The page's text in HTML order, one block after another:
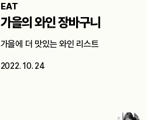
EAT
가을의 와인 장바구니
가을에 더 맛있는 와인 리스트
2022. 10. 24